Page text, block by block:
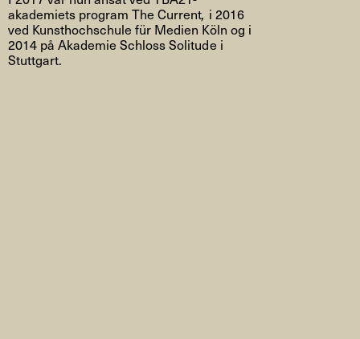
akademiets program The Current, i 2016
ved Kunsthochschule für Medien Köln og i
2014 på Akademie Schloss Solitude i
Stuttgart.